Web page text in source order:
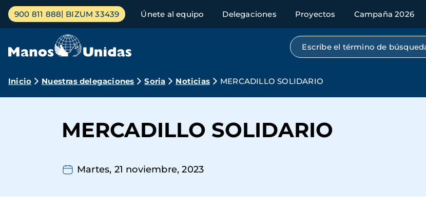
Pasar
contenido
Menú
principal
900 811 888 BIZUM 33439 Únete al equipo Delegaciones Proyectos Campaña 2026
Búsqueda por texto completo
Ruta
navegación
Inicio Nuestras delegaciones Soria Noticias MERCADILLO SOLIDARIO
MERCADILLO SOLIDARIO
Martes, 21 noviembre, 2023